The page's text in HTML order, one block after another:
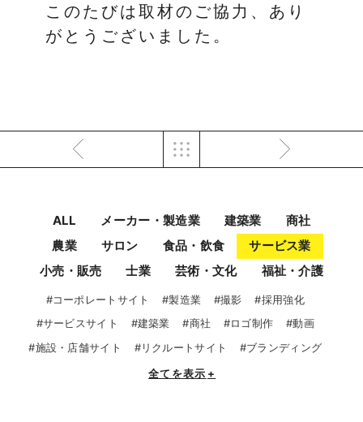
このたびは取材のご協力、あり
がとうございました。
ALL メーカー・製造業 建築業
商社
農業
サロン 食品・飲食
サービス業
小売・販売
士業 芸術・文化 福祉・介護
#コーポレートサイト #製造業 #撮影
#採用強化
#サービスサイト
#建築業 #商社 #ロゴ制作
#動画
#施設・店舗サイト
#リクルートサイト #ブランディング
全てを表示 +